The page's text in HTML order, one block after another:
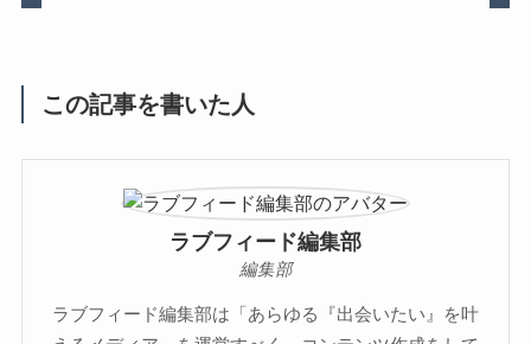
この記事を書いた人
ラブフィード編集部
編集部
ラブフィード編集部は「あらゆる『出会いたい』を叶